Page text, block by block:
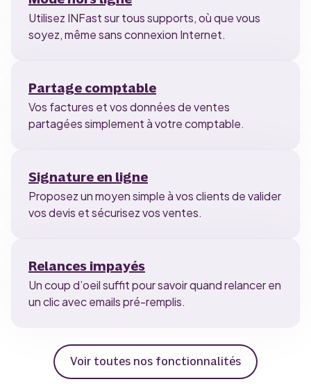
Utilisez INFast sur tous supports, où que vous
soyez, même sans connexion Internet.
Partage comptable
Vos factures et vos données de ventes
partagées simplement à votre comptable.
Signature en ligne
Proposez un moyen simple à vos clients de valider
vos devis et sécurisez vos ventes.
Relances impayés
Un coup d’oeil suffit pour savoir quand relancer en
un clic avec emails pré-remplis.
Voir toutes nos fonctionnalités